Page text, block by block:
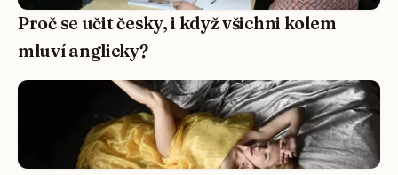
Proč se učit česky, i když všichni kolem
mluví anglicky?